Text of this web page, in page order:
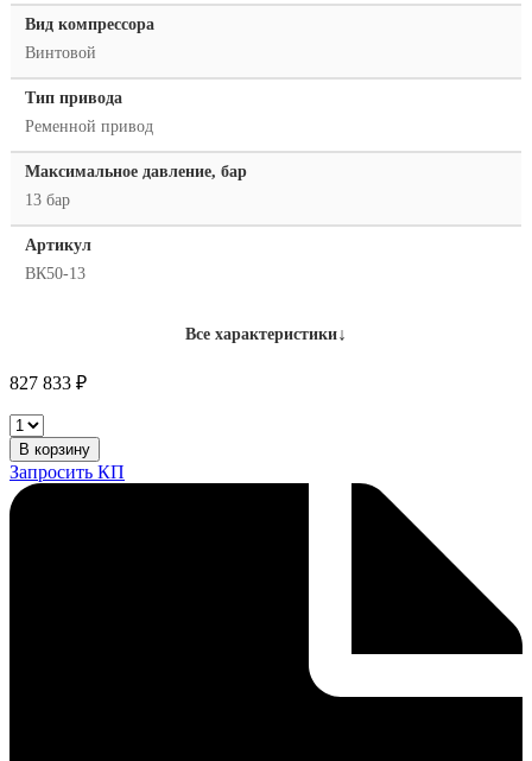
Вид компрессора
Винтовой
Тип привода
Ременной привод
Максимальное давление, бар
13 бар
Артикул
ВК50-13
Все характеристики↓
827 833 ₽
Винтовой
компрессор
Remeza
ВК50-
13
В корзину
Запросить КП